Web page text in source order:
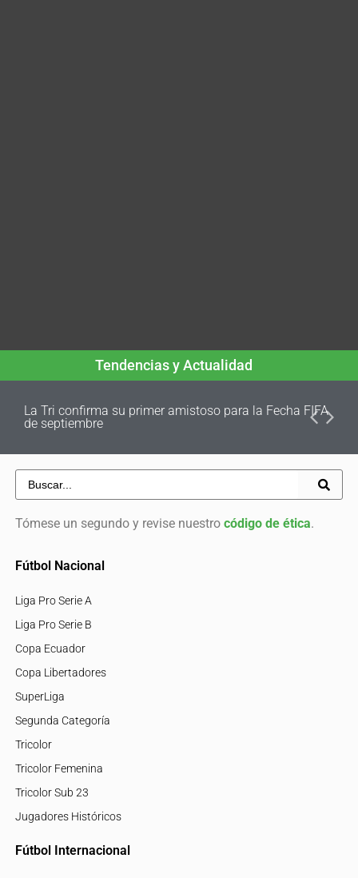
Tendencias y Actualidad
La Tri confirma su primer amistoso para la Fecha FIFA
de septiembre
Tómese un segundo y revise nuestro código de ética.
Fútbol Nacional
Liga Pro Serie A
Liga Pro Serie B
Copa Ecuador
Copa Libertadores
SuperLiga
Segunda Categoría
Tricolor
Tricolor Femenina
Tricolor Sub 23
Jugadores Históricos
Fútbol Internacional